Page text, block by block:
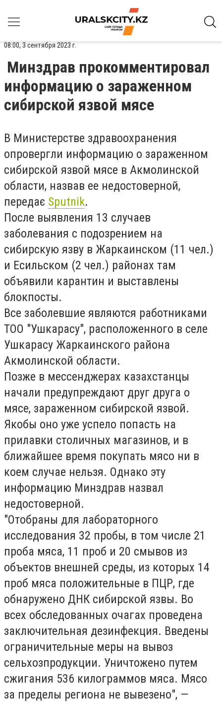
08:00, 3 сентября 2023 г.
Минздрав прокомментировал
информацию о зараженном
сибирской язвой мясе
В Министерстве здравоохранения
опровергли информацию о зараженном
сибирской язвой мясе в Акмолинской
области, назвав ее недостоверной,
передає Sputnik.
После выявления 13 случаев
заболевания с подозрением на
сибирскую язву в Жаркаинском (11 чел.)
и Есильском (2 чел.) районах там
объявили карантин и выставлены
блокпосты.
Все заболевшие являются работниками
ТОО "Ушкарасу", расположенного в селе
Ушкарасу Жаркаинского района
Акмолинской области.
Позже в мессенджерах казахстанцы
начали предупреждают друг друга о
мясе, зараженном сибирской язвой.
Якобы оно уже успело попасть на
прилавки столичных магазинов, и в
ближайшее время покупать мясо ни в
коем случае нельзя. Однако эту
информацию Минздрав назвал
недостоверной.
"Отобраны для лабораторного
исследования 32 пробы, в том числе 21
проба мяса, 11 проб и 20 смывов из
объектов внешней среды, из которых 14
проб мяса положительные в ПЦР, где
обнаружено ДНК сибирской язвы. Во
всех обследованных очагах проведена
заключительная дезинфекция. Введены
ограничительные меры на вывоз
сельхозпродукции. Уничтожено путем
сжигания 536 килограммов мяса. Мясо
за пределы региона не вывезено", —